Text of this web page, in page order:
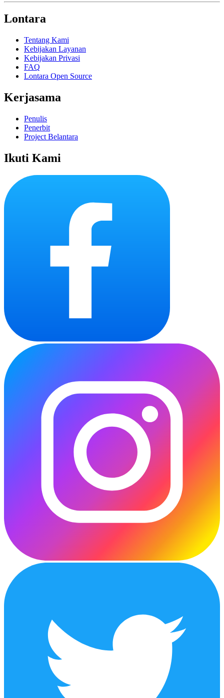
Lontara
Tentang Kami
Kebijakan Layanan
Kebijakan Privasi
FAQ
Lontara Open Source
Kerjasama
Penulis
Penerbit
Project Belantara
Ikuti Kami